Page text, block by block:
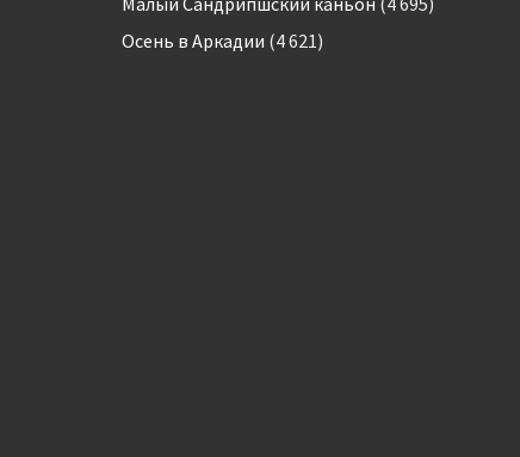
Осень в Аркадии (4 621)